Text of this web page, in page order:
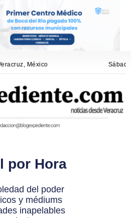
México
por Hora
del poder
y médiums
inapelables